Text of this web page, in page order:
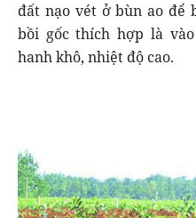
đất nạo vét ở bùn ao để
bồi gốc thích hợp là
hanh khô, nhiệt độ cao.